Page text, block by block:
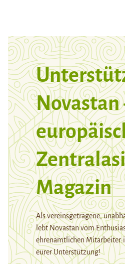
Novastan
Magazin
Als vereinsgetragene,
lebt Novastan vom
ehrenamtlichen
eurer Unterstützung!